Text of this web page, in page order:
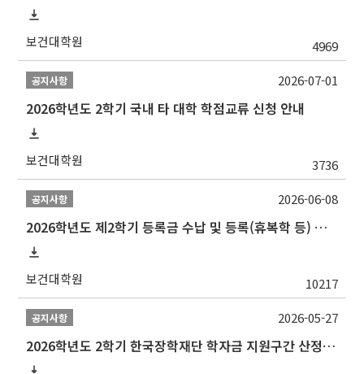
보건대학원 4969
공지사항
2026학년도 2학기 국내 타 대학 학점교류 신청 안내
보건대학원 3736
2026-07-01
공지사항
2026학년도 제2학기 등록금 수납 및 등록(휴복학 등) 일정 안내
보건대학원 10217
2026-06-08
공지사항
2026학년도 2학기 한국장학재단 학자금 지원구간 산정 신청 안내
2026-05-27